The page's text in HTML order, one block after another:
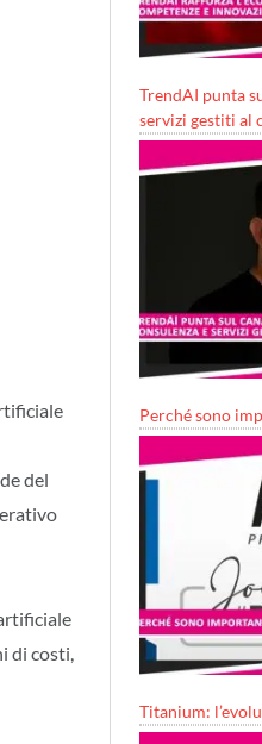
del
di costi,
TrendAI punta
servizi gestiti al
Perché sono
Titanium: